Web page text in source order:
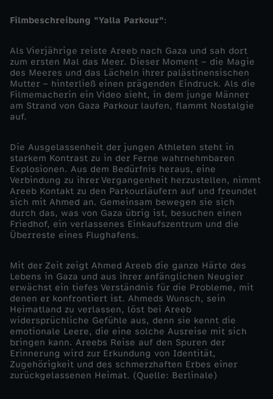
o
l
l
g
h
ö
r
w
e
r
d
Filmbeschreibung "Yalla Parkour":
Als Vierjährige reiste Areeb nach Gaza und sah dort
zum ersten Mal das Meer. Dieser Moment – die Magie
des Meeres und das Lächeln ihrer palästinensischen
Mutter – hinterließ einen prägenden Eindruck. Als die
Filmemacherin ein Video sieht, in dem junge Männer
am Strand von Gaza Parkour laufen, flammt Nostalgie
auf.
Die Ausgelassenheit der jungen Athleten steht in
starkem Kontrast zu in der Ferne wahrnehmbaren
Explosionen. Aus dem Bedürfnis heraus, eine
Verbindung zu ihrer Vergangenheit herzustellen, nimmt
Areeb Kontakt zu den Parkourläufern auf und freundet
sich mit Ahmed an. Gemeinsam bewegen sie sich
durch das, was von Gaza übrig ist, besuchen einen
Friedhof, ein verlassenes Einkaufszentrum und die
Überreste eines Flughafens.
Mit der Zeit zeigt Ahmed Areeb die ganze Härte des
Lebens in Gaza und aus ihrer anfänglichen Neugier
erwächst ein tiefes Verständnis für die Probleme, mit
denen er konfrontiert ist. Ahmeds Wunsch, sein
Heimatland zu verlassen, löst bei Areeb
widersprüchliche Gefühle aus, denn sie kennt die
emotionale Leere, die eine solche Ausreise mit sich
bringen kann. Areebs Reise auf den Spuren der
Erinnerung wird zur Erkundung von Identität,
Zugehörigkeit und des schmerzhaften Erbes einer
zurückgelassenen Heimat. (Quelle: Berlinale)